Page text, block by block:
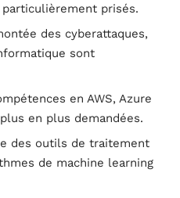
prisés.
des cyberattaques,
sont
en AWS, Azure
en plus demandées.
des outils de traitement
de machine learning